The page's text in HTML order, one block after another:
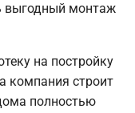
выгодный монтаж
на постройку
компания строит
полностью